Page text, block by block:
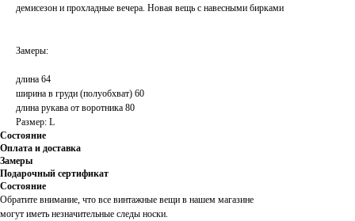
демисезон и прохладные вечера. Новая вещь с навесными бирками
Замеры:
длина 64
ширина в груди (полуобхват) 60
длина рукава от воротника 80
Размер: L
Состояние
Оплата и доставка
Замеры
Подарочный сертификат
Состояние
Обратите внимание, что все винтажные вещи в нашем магазине
могут иметь незначительные следы носки.